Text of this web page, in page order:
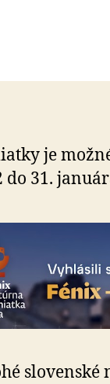
je
do 31.
slovenské